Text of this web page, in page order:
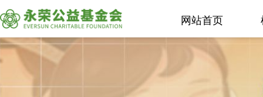
网站首页